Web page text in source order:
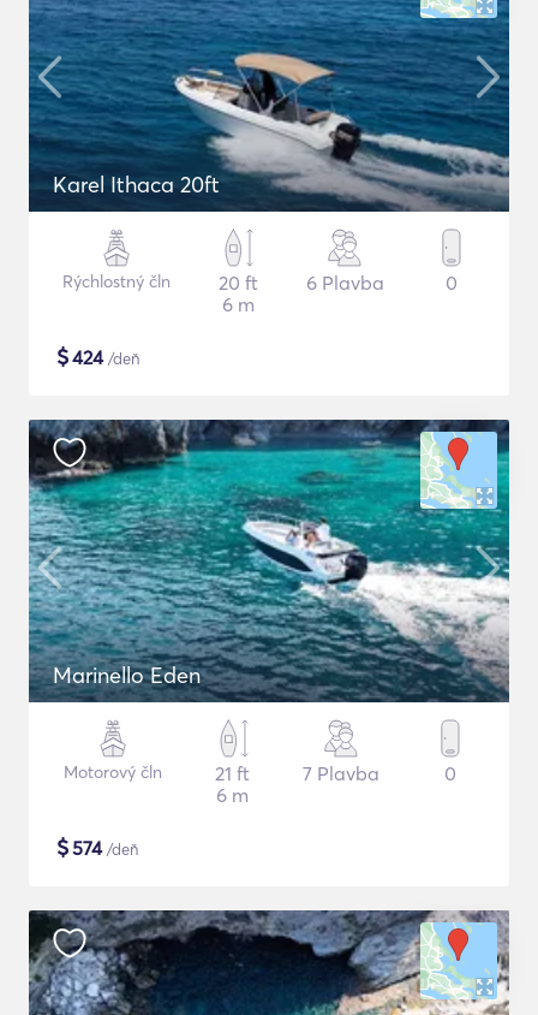
Karel Ithaca 20ft
Rýchlostný čln
20 ft
6 m
6 Plavba 0
$424/deň
Marinello Eden
Motorový čln
21 ft
6 m
7 Plavba 0
$574/deň